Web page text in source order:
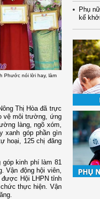
Phước nói lời hay, làm
Thị Hòa đã trực
vệ môi trường, ứng
làng, ngõ xóm,
xanh góp phần gìn
hoại, 125 chị đăng
góp kinh phí làm 81
Vận động hội viên,
Hội LHPN tỉnh
thực hiện. Vận
Phụ
kế